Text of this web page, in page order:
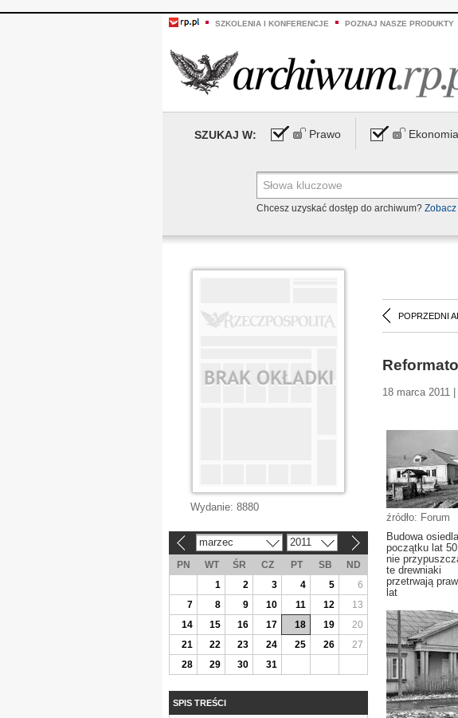
SZKOLENIA I KONFERENCJE POZNAJ NASZE PRODUKTY
SZUKAJ W: Prawo
Chcesz uzyskać dostęp do archiwum? Zobacz
POPRZEDNI
18 marca 2011
źródło: Forum
Budowa
początku lat
nie
te drewniaki
przetrwają
lat
Wydanie: 8880
marzec 2011
PN WT ŚR CZ PT SB
ND
1
2 3 4 5
6
7
8 9 10 11 12
13
14
15 16 17 18 19
20
21
22 23 24 25 26
27
28
29 30 31
SPIS TREŚCI